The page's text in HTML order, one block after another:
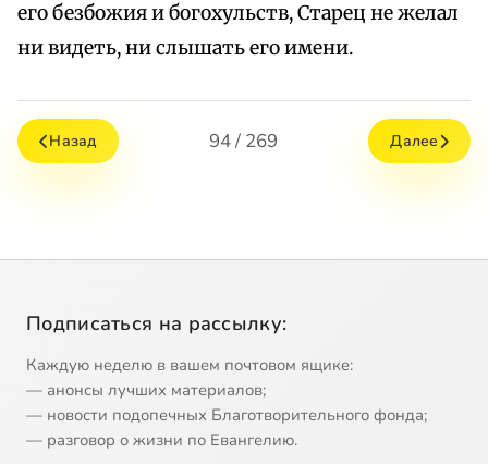
его безбожия и богохульств, Старец не желал
ни видеть, ни слышать его имени.
Назад 94 / 269 Далее
Подписаться на рассылку:
Каждую неделю в вашем почтовом ящике:
— анонсы лучших материалов;
— новости подопечных Благотворительного фонда;
— разговор о жизни по Евангелию.